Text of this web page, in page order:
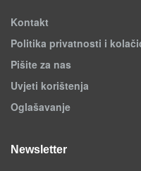
Kontakt
Politika privatnosti i
Pišite za nas
Uvjeti korištenja
Oglašavanje
Newsletter